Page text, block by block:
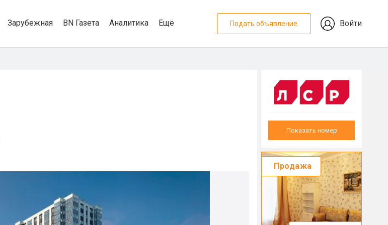
Зарубежная BN Газета Аналитика Ещё Подать объявление Войти
Показать номер
Продажа